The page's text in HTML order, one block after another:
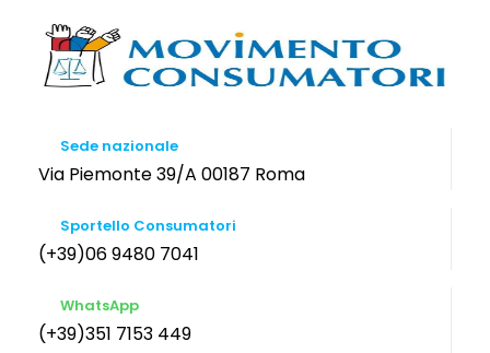
Sede nazionale
Via Piemonte 39/A 00187 Roma
Sportello Consumatori
(+39)06 9480 7041
WhatsApp
(+39)351 7153 449